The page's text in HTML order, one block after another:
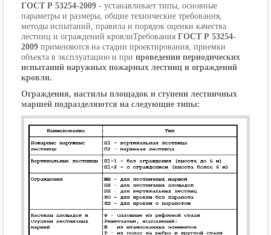
ГОСТ Р 53254-2009 - устанавливает типы, основные
параметры и размеры, общие технические требования,
методы испытаний, правила и порядок оценки качества
лестниц и ограждений кровлиТребования ГОСТ Р 53254-
2009 применяются на стадии проектирования, приемки
объекта в эксплуатацию и при проведении периодических
испытаний наружных пожарных лестниц и ограждений
кровли.
Ограждения, настилы площадок и ступени лестничных
маршей подразделяются на следующие типы: